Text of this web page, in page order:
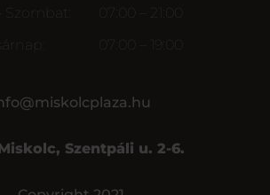
Szombat:
07:00 – 21:00
Szentpáli u. 2-6.